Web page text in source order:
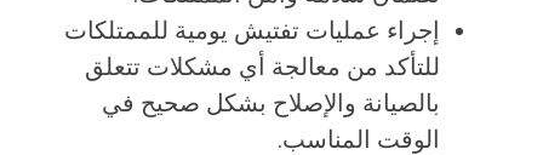
إجراء عمليات تفتيش يومية للممتلكات
للتأكد من معالجة أي مشكلات تتعلق
بالصيانة والإصلاح بشكل صحيح في
الوقت المناسب.